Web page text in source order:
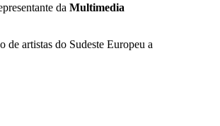
da Multimedia
artistas do Sudeste Europeu a